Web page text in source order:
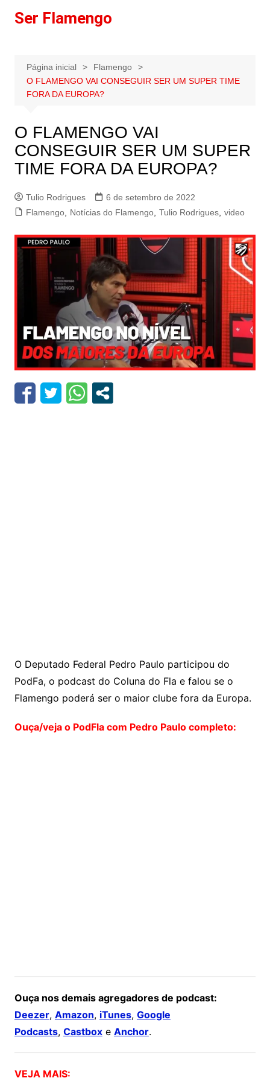
paraSer Flamengo
Página inicial
Flamengo
O FLAMENGO VAI CONSEGUIR SER UM SUPER TIME
FORA DA EUROPA?
O FLAMENGO VAI
CONSEGUIR SER UM SUPER
TIME FORA DA EUROPA?
Tulio Rodrigues
6 de setembro de 2022
Flamengo, Notícias do Flamengo, Tulio Rodrigues, video
O Deputado Federal Pedro Paulo participou do
PodFa, o podcast do Coluna do Fla e falou se o
Flamengo poderá ser o maior clube fora da Europa.
Ouça/veja o PodFla com Pedro Paulo completo:
Ouça nos demais agregadores de podcast:
Deezer, Amazon, iTunes, Google
Podcasts, Castboxe Anchor.
VEJA MAIS: